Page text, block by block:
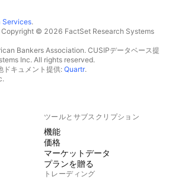
Services.
Copyright © 2026 FactSet Research Systems
Bankers Association. CUSIPデータベース提
Inc. All rights reserved.
ドキュメント提供: Quartr.
ツールとサブスクリプション
機能
価格
マーケットデータ
プランを贈る
トレーディング